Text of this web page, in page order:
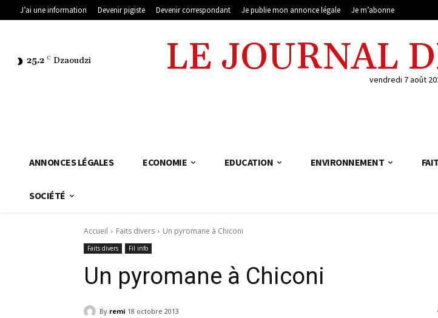
J’ai une information Devenir pigiste Devenir correspondant Je publie mon annonce légale Je m’abonne
25.2 C Dzaoudzi LE JOURNALvendredi 7 août
ANNONCES LÉGALES ECONOMIE EDUCATION ENVIRONNEMENT
SOCIÉTÉ
Accueil Faits divers Un pyromane à Chiconi
Faits divers Fil info
Un pyromane à Chiconi
By remi 18 octobre 2013